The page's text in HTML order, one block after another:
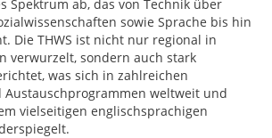
Spektrum ab, das von Technik über
sowie Sprache bis hin
Die THWS ist nicht nur regional in
verwurzelt, sondern auch stark
was sich in zahlreichen
Austauschprogrammen weltweit und
vielseitigen englischsprachigen